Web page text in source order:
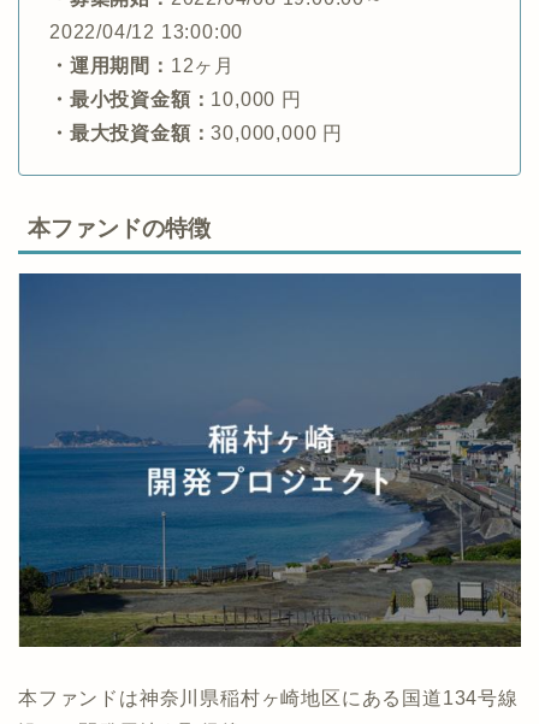
0.1%+キャピタルゲイン5.9%)
・募集方法：
抽選
・募集開始：
2022/04/08 19:00:00～
・最小投資金額：
・最大投資金額：30,000,000 円